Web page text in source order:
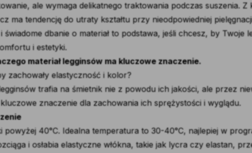
ale wymaga delikatnego traktowania podczas suszenia. Z
ma tendencję do utraty kształtu przy nieodpowiedniej
dbanie o materiał to podstawa, jeśli chcesz, by Twoje
i estetyki.
materiał legginsów ma kluczowe znaczenie.
zachowały elastyczność i kolor?
trafia na śmietnik nie z powodu ich jakości, ale przez
znaczenie dla zachowania ich sprężystości i wyglądu.
powyżej 40°C. Idealna temperatura to 30-40°C, najlepiej w
i osłabia elastyczne włókna, takie jak lycra czy elastan,